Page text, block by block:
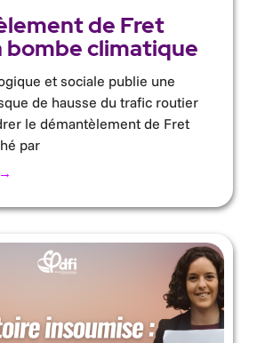
de Fret
bombe climatique
et sociale publie une
de hausse du trafic routier
le démantèlement de Fret
par